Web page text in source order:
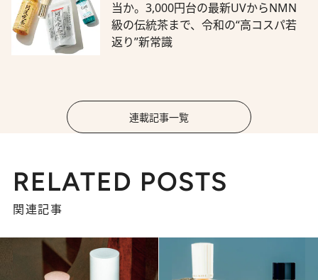
当か。3,000円台の最新UVからNMN
級の伝統茶まで、令和の“高コスパ若
返り”新常識
連載記事一覧
RELATED POSTS
関連記事